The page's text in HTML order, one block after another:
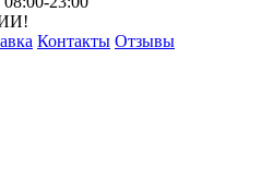
Контакты Отзывы